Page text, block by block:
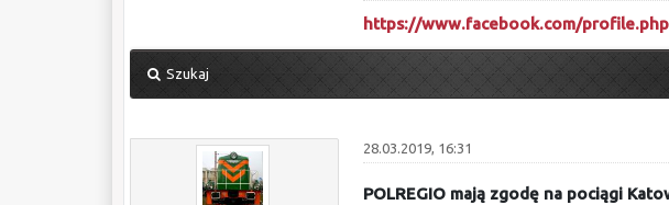
https://www.facebook.com/
Szukaj
28.03.2019, 16:31
POLREGIO mają zgodę na pociągi